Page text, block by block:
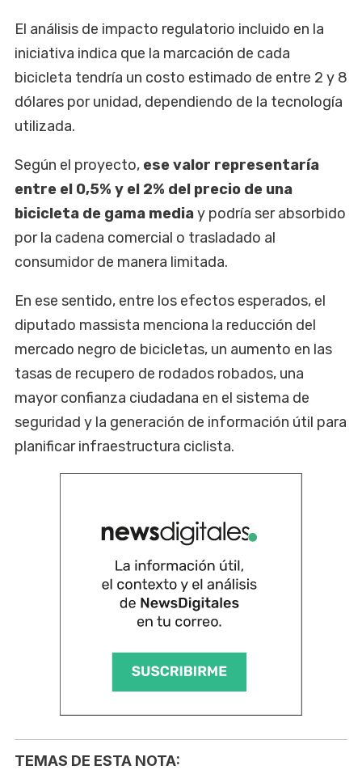
El análisis de impacto regulatorio incluido en la
iniciativa indica que la marcación de cada
bicicleta tendría un costo estimado de entre 2 y 8
dólares por unidad, dependiendo de la tecnología
utilizada.
Según el proyecto, ese valor representaría
entre el 0,5% y el 2% del precio de una
bicicleta de gama mediay podría ser absorbido
por la cadena comercial o trasladado al
consumidor de manera limitada.
En ese sentido, entre los efectos esperados, el
diputado massista menciona la reducción del
mercado negro de bicicletas, un aumento en las
tasas de recupero de rodados robados, una
mayor confianza ciudadana en el sistema de
seguridad y la generación de información útil para
planificar infraestructura ciclista.
TEMAS DE ESTA NOTA: